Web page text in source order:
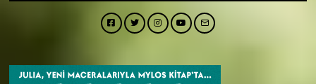
Facebook
TwitterInstagram
YouTubeEmail